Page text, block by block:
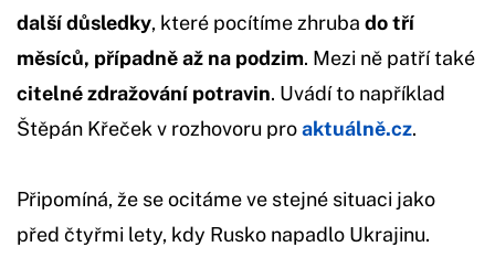
další důsledky, které pocítíme zhruba do tří
měsíců, případně až na podzim. Mezi ně patří také
citelné zdražování potravin. Uvádí to například
Štěpán Křeček v rozhovoru proaktuálně.cz.
Připomíná, že se ocitáme ve stejné situaci jako
před čtyřmi lety, kdy Rusko napadlo Ukrajinu.